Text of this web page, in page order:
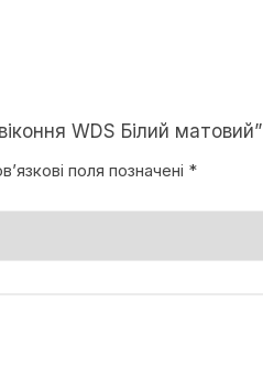
WDS Білий матовий”
поля позначені *